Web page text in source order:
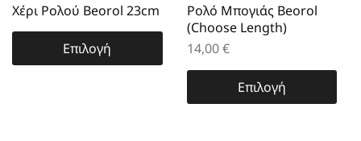
Χέρι Ρολού Beorol 23cm
Επιλογή
Ρολό Μπογιάς Beorol
(Choose Length)
14,00€
Επιλογή